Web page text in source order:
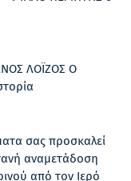
ΛΟΪΖΟΣ Ο
σας προσκαλεί
αναμετάδοση
από τον Ιερό